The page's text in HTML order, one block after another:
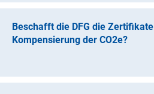
betroffenen Dienstreisen
Abrechnung Ihrer Bewilligung im
so legen Sie bitte geeignete
Beschafft die DFG die
Kompensierung der CO2e?
Kompensierung nach CDM-